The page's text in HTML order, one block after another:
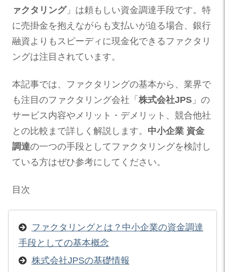
ァクタリング」は頼もしい資金調達手段です。特
に売掛金を抱えながらも支払いが迫る場合、銀行
融資よりもスピーディに現金化できるファクタリ
ングは注目されています。
本記事では、ファクタリングの基本から、業界で
も注目のファクタリング会社「 株式会社JPS 」の
サービス内容やメリット・デメリット、競合他社
との比較まで詳しく解説します。 中小企業 資金
調達の一つの手段としてファクタリングを検討し
ている方はぜひ参考にしてください。
目次
ファクタリングとは？中小企業の資金調達
手段としての基本概念
株式会社JPSの基礎情報